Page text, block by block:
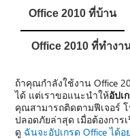
Office 2010 ที่บ้าน
Office 2010 ที่ทำงา
ถ้าคุณกำลังใช้งาน Office
ได้ แต่เราขอแนะนำให้อัปเ
คุณสามารถติดตามฟีเจอร์
ปลอดภัยล่าสุด เมื่อต้องการ
ดู ฉันจะอัปเกรด Office ได้อ